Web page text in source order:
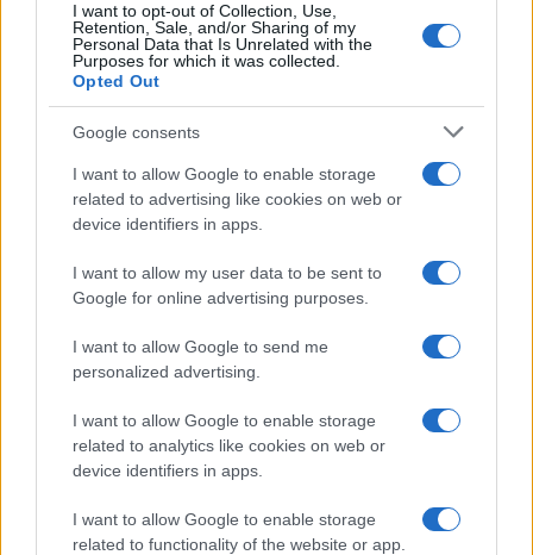
I want to opt-out of Collection, Use,
Retention, Sale, and/or Sharing of my
Personal Data that Is Unrelated with the
Purposes for which it was collected.
Opted Out
Google consents
I want to allow Google to enable storage
related to advertising like cookies on web or
device identifiers in apps.
I want to allow my user data to be sent to
Google for online advertising purposes.
I want to allow Google to send me
personalized advertising.
I want to allow Google to enable storage
related to analytics like cookies on web or
device identifiers in apps.
I want to allow Google to enable storage
related to functionality of the website or app.
Continua a leggere
PEOPLE NEWS
La sfida di ResQ per riprendere le operazioni di
soccorso dopo il ciclone Harry
Cristian Castiglioni · 6 Ago 2026
PEOPLE NEWS